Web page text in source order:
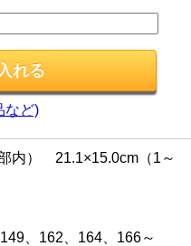
など)
内） 21.1×15.0cm（1～
、162、164、166～